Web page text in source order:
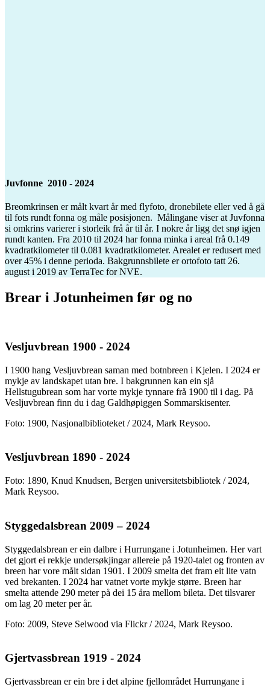
Juvfonne 2010 - 2024
Breomkrinsen er målt kvart år med flyfoto, dronebilete eller ved å gå
til fots rundt fonna og måle posisjonen. Målingane viser at Juvfonna
si omkrins varierer i storleik frå år til år. I nokre år ligg det snø igjen
rundt kanten. Fra 2010 til 2024 har fonna minka i areal frå 0.149
kvadratkilometer til 0.081 kvadratkilometer. Arealet er redusert med
over 45% i denne perioda. Bakgrunnsbilete er ortofoto tatt 26.
august i 2019 av TerraTec for NVE.
Brear i Jotunheimen før og no
Vesljuvbrean 1900 - 2024
I 1900 hang Vesljuvbrean saman med botnbreen i Kjelen. I 2024 er
mykje av landskapet utan bre. I bakgrunnen kan ein sjå
Hellstugubrean som har vorte mykje tynnare frå 1900 til i dag. På
Vesljuvbrean finn du i dag Galdhøpiggen Sommarskisenter.
Foto: 1900, Nasjonalbiblioteket / 2024, Mark Reysoo.
Vesljuvbrean 1890 - 2024
Foto: 1890, Knud Knudsen, Bergen universitetsbibliotek / 2024,
Mark Reysoo.
Styggedalsbrean 2009 – 2024
Styggedalsbrean er ein dalbre i Hurrungane i Jotunheimen. Her vart
det gjort ei rekkje undersøkjingar allereie på 1920-talet og fronten av
breen har vore målt sidan 1901. I 2009 smelta det fram eit lite vatn
ved brekanten. I 2024 har vatnet vorte mykje større. Breen har
smelta attende 290 meter på dei 15 åra mellom bileta. Det tilsvarer
om lag 20 meter per år.
Foto: 2009, Steve Selwood via Flickr / 2024, Mark Reysoo.
Gjertvassbrean 1919 - 2024
Gjertvassbrean er ein bre i det alpine fjellområdet Hurrungane i